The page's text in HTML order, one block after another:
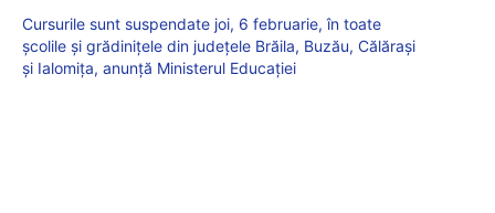
Cursurile sunt suspendate joi, 6 februarie, în toate
școlile și grădinițele din județele Brăila, Buzău, Călărași
și Ialomița, anunță Ministerul Educației